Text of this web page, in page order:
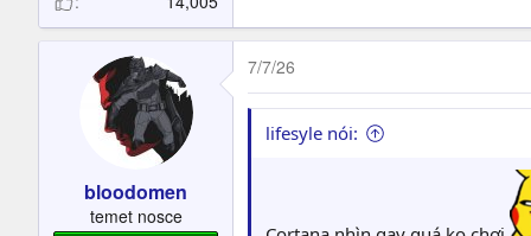
bloodomen
temet nosce
7/7/26
lifesyle nói: